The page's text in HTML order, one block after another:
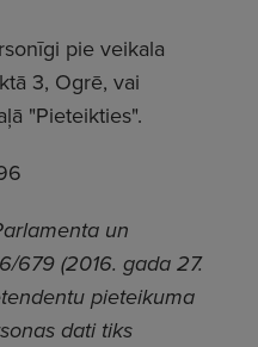
pie veikala
3, Ogrē, vai
"Pieteikties".
un
679 (2016. gada 27.
pieteikuma
dati tiks